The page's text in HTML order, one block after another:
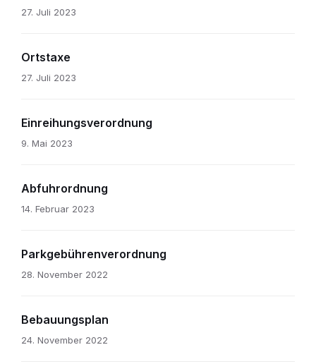
27. Juli 2023
Ortstaxe
27. Juli 2023
Einreihungsverordnung
9. Mai 2023
Abfuhrordnung
14. Februar 2023
Parkgebührenverordnung
28. November 2022
Bebauungsplan
24. November 2022